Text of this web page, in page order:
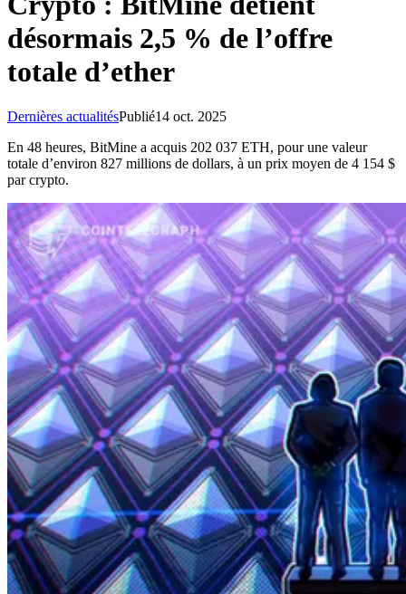
désormais 2,5 % de l’offre
totale d’ether
Dernières actualitésPublié14 oct. 2025
En 48 heures, BitMine a acquis 202 037 ETH, pour une valeur
totale d’environ 827 millions de dollars, à un prix moyen de 4 154 $
par crypto.